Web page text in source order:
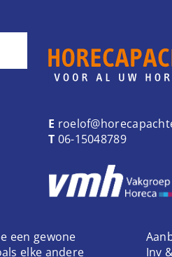
E
T 06-15048789
een gewone
elke andere
Inv